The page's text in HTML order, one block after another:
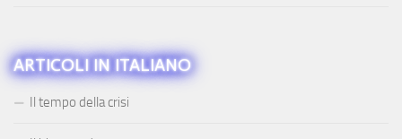
ARTICOLI IN ITALIANO
Il tempo della crisi